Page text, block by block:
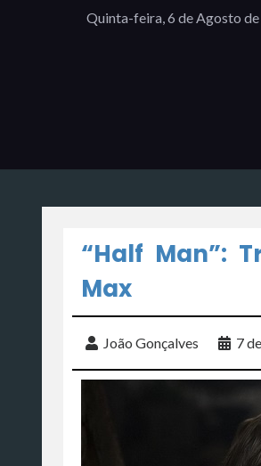
Quinta-feira, 6 de Agosto
“Half Man”:
Max
João Gonçalves 7